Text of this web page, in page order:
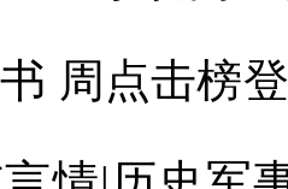
周点击榜